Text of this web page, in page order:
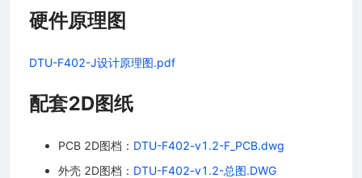
硬件原理图
DTU-F402-J设计原理图.pdf
配套2D图纸
PCB 2D图档： DTU-F402-v1.2-F_PCB.dwg
外壳 2D图档： DTU-F402-v1.2-总图.DWG